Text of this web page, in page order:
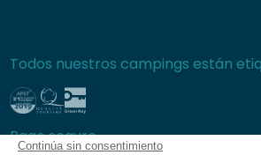
Continúa sin consentimiento
Todos nuestros campings están
Pago seguro